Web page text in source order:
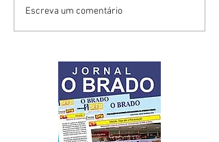
Escreva um comentário